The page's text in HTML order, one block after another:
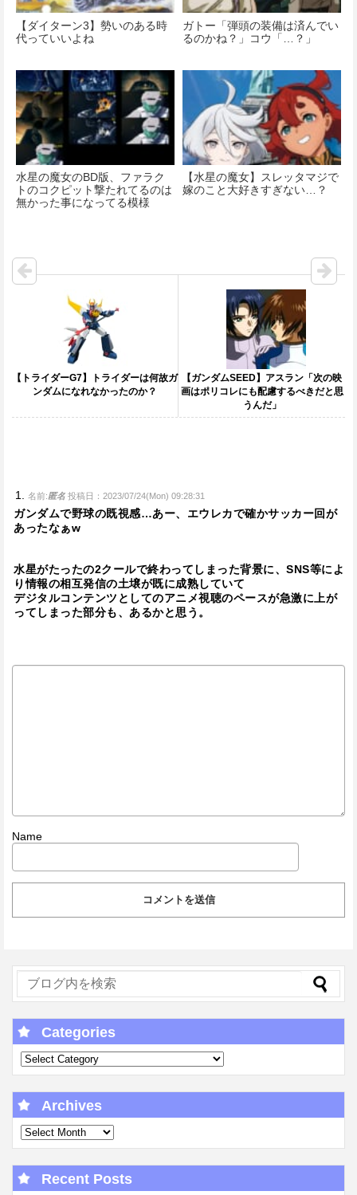
【ダイターン3】勢いのある時
代っていいよね
ガトー「弾頭の装備は済んでい
るのかね？」コウ「…？」
水星の魔女のBD版、ファラク
トのコクピット撃たれてるのは
無かった事になってる模様
【水星の魔女】スレッタマジで
嫁のこと大好きすぎない…？
【トライダーG7】トライダーは何故ガ
ンダムになれなかったのか？
【ガンダムSEED】アスラン「次の映
画はポリコレにも配慮するべきだと思
うんだ」
名前:匿名 投稿日：2023/07/24(Mon) 09:28:31
ガンダムで野球の既視感…あー、エウレカで確かサッカー回が
あったなぁw
水星がたったの2クールで終わってしまった背景に、SNS等によ
り情報の相互発信の土壌が既に成熟していて
デジタルコンテンツとしてのアニメ視聴のペースが急激に上が
ってしまった部分も、あるかと思う。
Name
Categories
Archives
Recent Posts